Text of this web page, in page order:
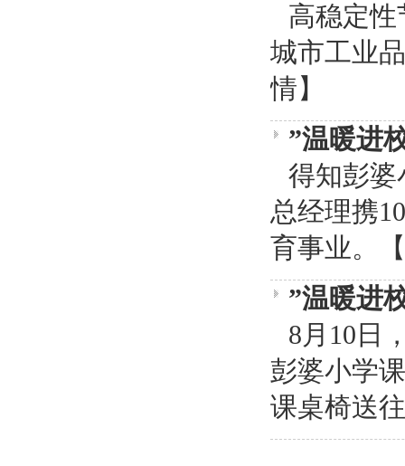
高稳定性
城市工业
情】
”温暖进
得知彭婆
总经理携
育事业。
”温暖进
8月10日
彭婆小学
课桌椅送